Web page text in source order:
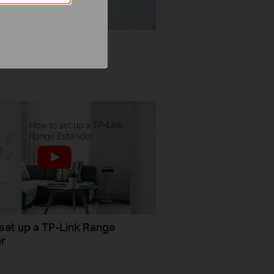
Up TP Link Range
via Tether App
up a TP-Link Range